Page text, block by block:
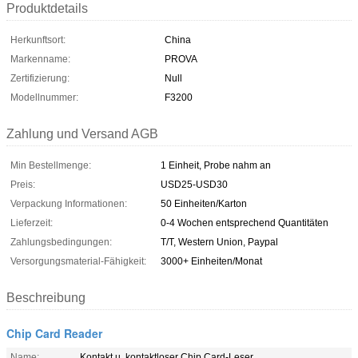
Produktdetails
Herkunftsort:
China
Markenname:
PROVA
Zertifizierung:
Null
Modellnummer:
F3200
Zahlung und Versand AGB
Min Bestellmenge:
1 Einheit, Probe nahm an
Preis:
USD25-USD30
Verpackung Informationen:
50 Einheiten/Karton
Lieferzeit:
0-4 Wochen entsprechend Quantitäten
Zahlungsbedingungen:
T/T, Western Union, Paypal
Versorgungsmaterial-Fähigkeit:
3000+ Einheiten/Monat
Beschreibung
Chip Card Reader